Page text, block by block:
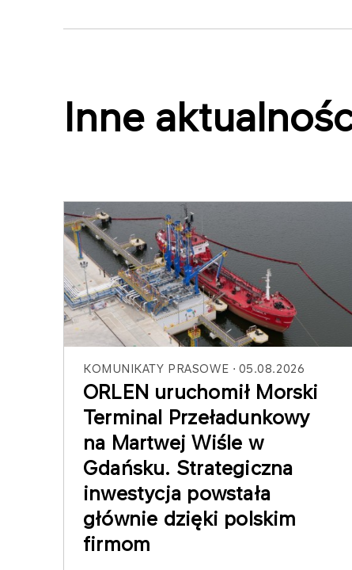
Inne
KOMUNIKATY PRASOWE 05.08.2026
ORLEN uruchomił Morski
Terminal Przeładunkowy
na Martwej Wiśle w
Gdańsku. Strategiczna
inwestycja powstała
głównie dzięki polskim
firmom